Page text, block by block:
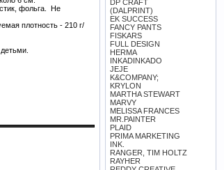
фольга. Не
плотность - 210 г/
DP CRAFT
(DALPRINT)
EK SUCCESS
FANCY PANTS
FISKARS
FULL DESIGN
HERMA
INKADINKADO
JEJE
K&COMPANY;
KRYLON
MARTHA STEWART
MARVY
MELISSA FRANCES
MR.PAINTER
PLAID
PRIMA MARKETING
INK.
RANGER, TIM HOLTZ
RAYHER